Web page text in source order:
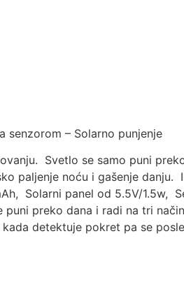
senzorom – Solarno punjenje
Svetlo se samo puni
paljenje noću i gašenje
Solarni panel od 5.5V/1.5w,
puni preko dana i radi na tri
detektuje pokret pa se